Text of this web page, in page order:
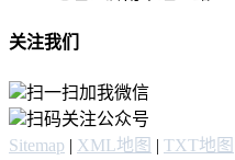
关注我们
扫一扫加我微信
扫码关注公众号
Sitemap | XML地图 | TXT地图